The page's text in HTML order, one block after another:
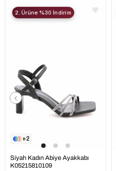
2
Siyah Kadın Abiye Ayakkabı
K05215810109
2. Ürüne %30 İndirim